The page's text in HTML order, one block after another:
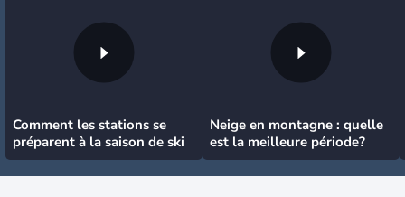
Comment les stations se
préparent à la saison de ski
Neige en montagne : quelle
est la meilleure période?